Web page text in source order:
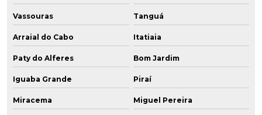
Vassouras Tanguá
Arraial do Cabo Itatiaia
Paty do Alferes Bom Jardim
Iguaba Grande Piraí
Miracema Miguel Pereira